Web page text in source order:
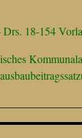
18-154